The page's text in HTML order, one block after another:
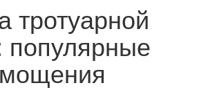
тротуарной
популярные